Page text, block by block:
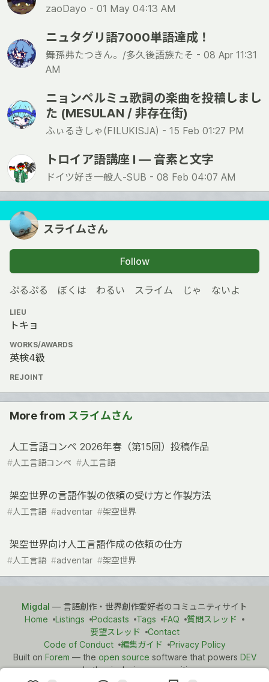
zaoDayo - 01 May 04:13 AM
ニュタグリ語7000単語達成！
舞孫弗たつきん。/多久後語族たそ - 08 Apr 11:31
AM
ニョンペルミュ歌詞の楽曲を投稿しまし
た (MESULAN / 非存在街)
ふぃるきしゃ(FILUKISJA) - 15 Feb 01:27 PM
トロイア語講座 I ― 音素と文字
ドイツ好き一般人-SUB - 08 Feb 04:07 AM
スライムさん
Follow
ぷるぷる ぼくは わるい スライム じゃ ないよ
LIEU
トキョ
WORKS/AWARDS
英検4級
REJOINT
More from スライムさん
人工言語コンペ 2026年春（第15回）投稿作品
#人工言語コンペ #人工言語
架空世界の言語作製の依頼の受け方と作製方法
#人工言語 #adventar #架空世界
架空世界向け人工言語作成の依頼の仕方
#人工言語 #adventar #架空世界
Migdal — 言語創作・世界創作愛好者のコミュニティサイト
Home
Listings Podcasts Tags FAQ
質問スレッド
要望スレッド
Contact
Code of Conduct
編集ガイド
Privacy Policy
Built on Forem — the open source software that powers DEV
and other inclusive communities.